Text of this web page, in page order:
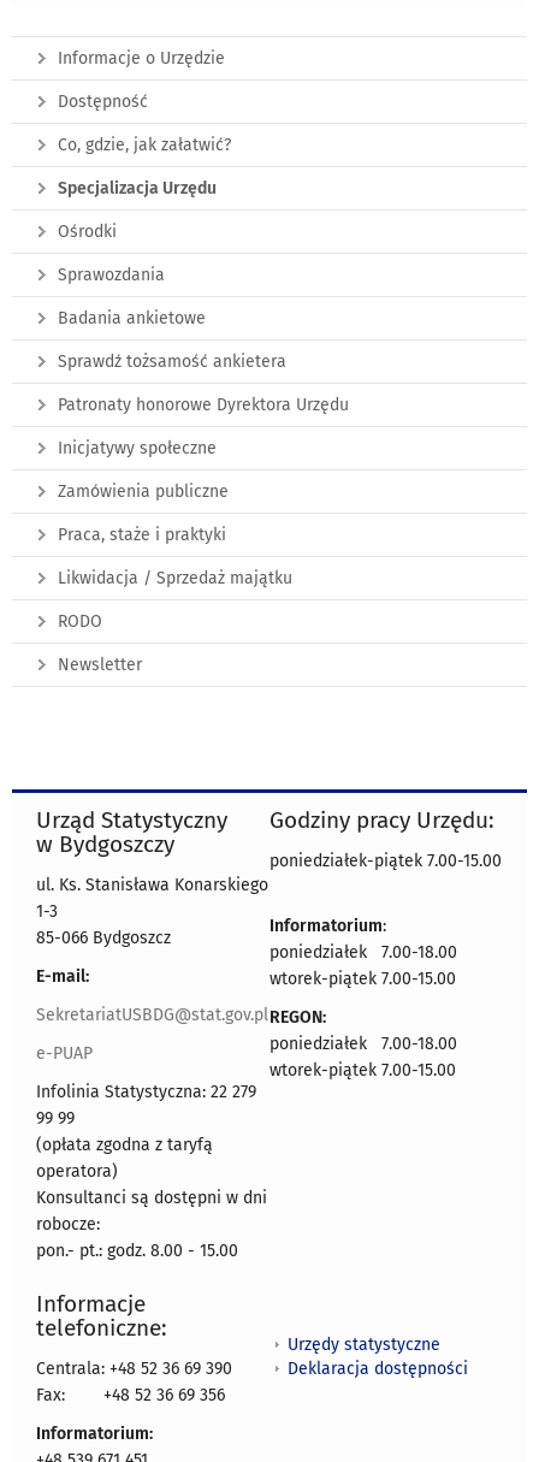
Informacje o Urzędzie
Dostępność
Co, gdzie, jak załatwić?
Specjalizacja Urzędu
Ośrodki
Sprawozdania
Badania ankietowe
Sprawdź tożsamość ankietera
Patronaty honorowe Dyrektora Urzędu
Inicjatywy społeczne
Zamówienia publiczne
Praca, staże i praktyki
Likwidacja / Sprzedaż majątku
RODO
Newsletter
Urząd Statystyczny
w Bydgoszczy
ul. Ks. Stanisława Konarskiego
1-3
85-066 Bydgoszcz
E-mail:
SekretariatUSBDG@stat.gov.pl
e-PUAP
Infolinia Statystyczna: 22 279
99 99
(opłata zgodna z taryfą
operatora)
Konsultanci są dostępni w dni
robocze:
pon.- pt.: godz. 8.00 - 15.00
Godziny pracy Urzędu:
poniedziałek-piątek 7.00-15.00
Informatorium:
poniedziałek 7.00-18.00
wtorek-piątek 7.00-15.00
REGON:
poniedziałek 7.00-18.00
wtorek-piątek 7.00-15.00
Informacje
telefoniczne:
Centrala: +48 52 36 69 390
Fax:
+48 52 36 69 356
Informatorium:
Urzędy statystyczne
Deklaracja dostępności